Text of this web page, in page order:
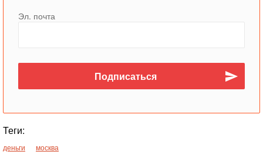
Эл. почта
Теги:
деньги москва